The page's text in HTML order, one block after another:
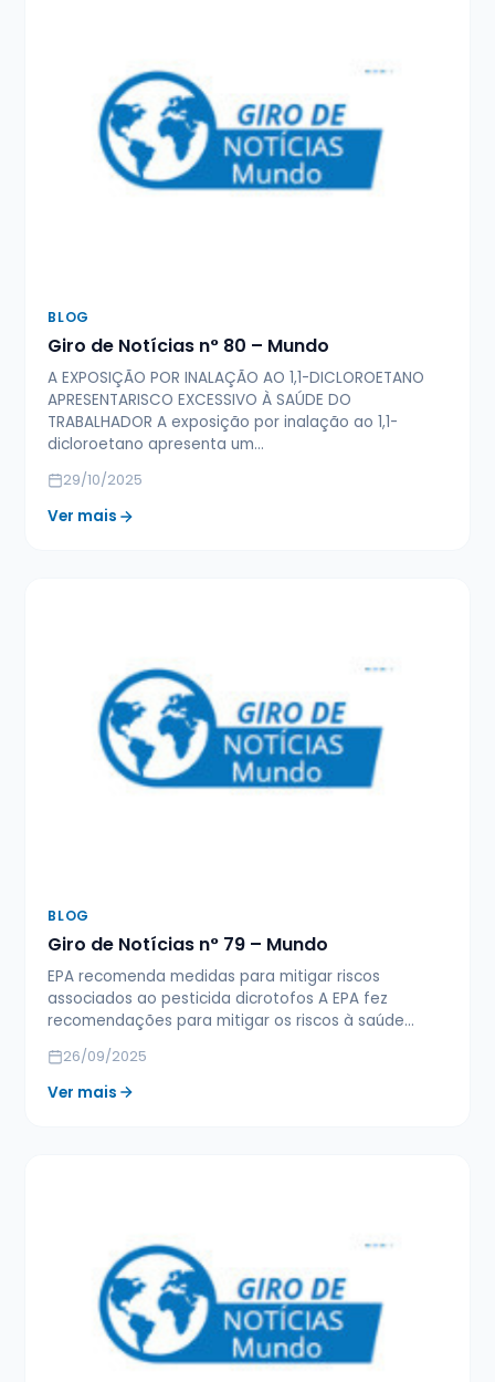
BLOG
Giro de Notícias n° 80 – Mundo
A EXPOSIÇÃO POR INALAÇÃO AO 1,1-DICLOROETANO
APRESENTARISCO EXCESSIVO À SAÚDE DO
TRABALHADOR A exposição por inalação ao 1,1-
dicloroetano apresenta um…
29/10/2025
Ver mais
BLOG
Giro de Notícias n° 79 – Mundo
EPA recomenda medidas para mitigar riscos
associados ao pesticida dicrotofos A EPA fez
recomendações para mitigar os riscos à saúde…
26/09/2025
Ver mais